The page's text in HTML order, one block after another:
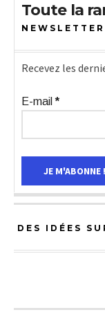
Toute la
NEWSLETTER
Recevez les
E-mail*
DES IDÉES